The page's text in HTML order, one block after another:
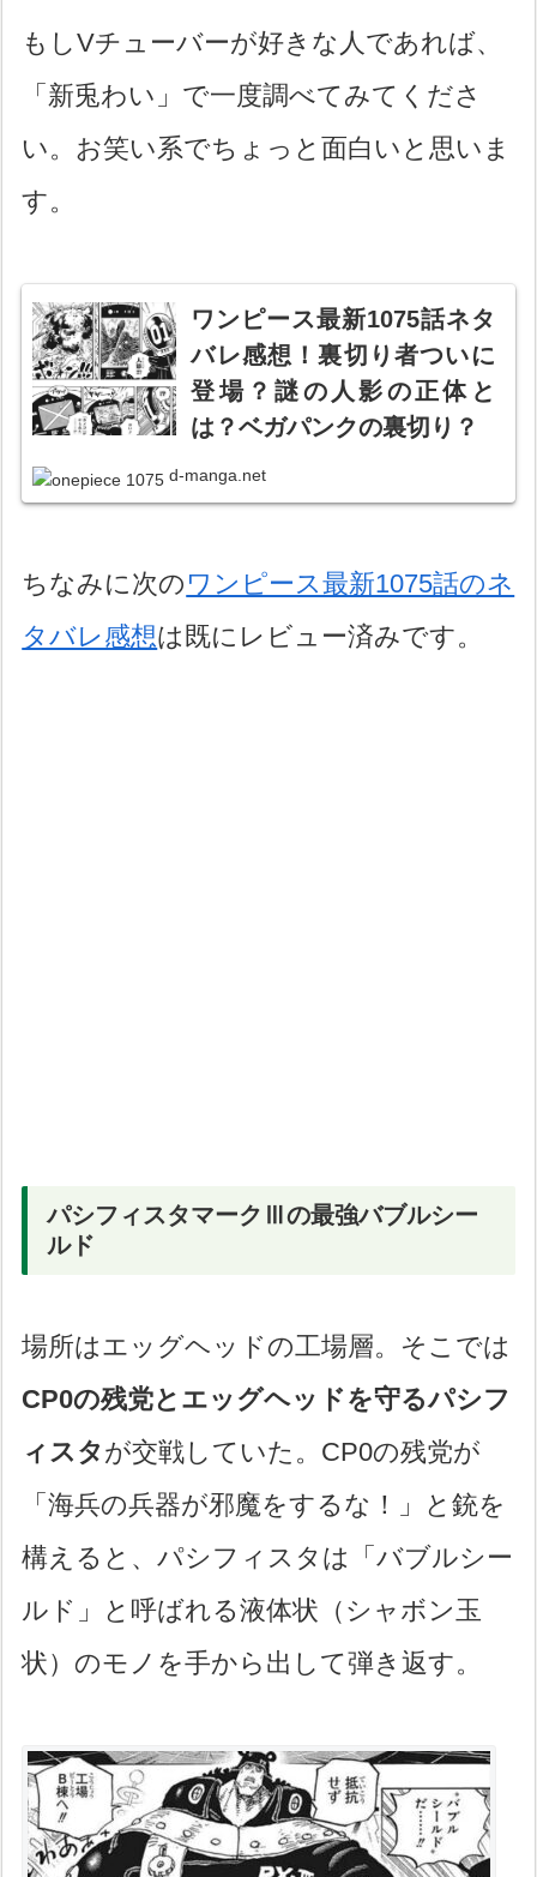
もしVチューバーが好きな人であれば、
「新兎わい」で一度調べてみてくださ
い。お笑い系でちょっと面白いと思いま
す。
ワンピース最新1075話ネタ
バレ感想！裏切り者ついに
登場？謎の人影の正体と
は？ベガパンクの裏切り？
d-manga.net
ちなみに次の ワンピース最新1075話のネ
タバレ感想は既にレビュー済みです。
パシフィスタマークⅢの最強バブルシー
ルド
場所はエッグヘッドの工場層。そこでは
CP0の残党とエッグヘッドを守るパシフ
ィスタ が交戦していた。CP0の残党が
「海兵の兵器が邪魔をするな！」と銃を
構えると、パシフィスタは「バブルシー
ルド」と呼ばれる液体状（シャボン玉
状）のモノを手から出して弾き返す。